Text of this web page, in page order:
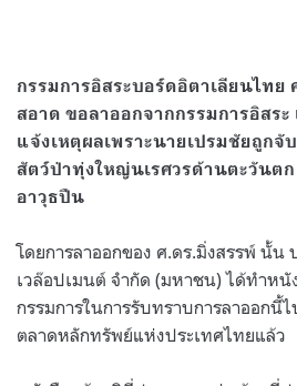
กรรมการอิสระบอร์ดอิตาเลียนไทย
สอาด ขอลาออกจากกรรมการอิสร
แจ้งเหตุผลเพราะนายเปรมชัยถูก
สัตว์ป่าทุ่งใหญ่นเรศวรด้านตะวันต
อาวุธปืน
โดยการลาออกของ ศ.ดร.มิ่งสรรพ์ นั้น
เวล๊อปเมนต์ จำกัด (มหาชน) ได้ทำห
กรรมการในการรับทราบการลาออกนี้
ตลาดหลักทรัพย์แห่งประเทศไทยแล้ว